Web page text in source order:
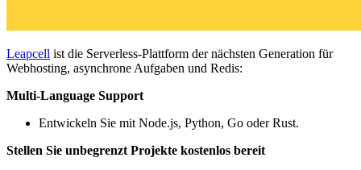
Leapcell ist die Serverless-Plattform der nächsten Generation für
Webhosting, asynchrone Aufgaben und Redis:
Multi-Language Support
Entwickeln Sie mit Node.js, Python, Go oder Rust.
Stellen Sie unbegrenzt Projekte kostenlos bereit